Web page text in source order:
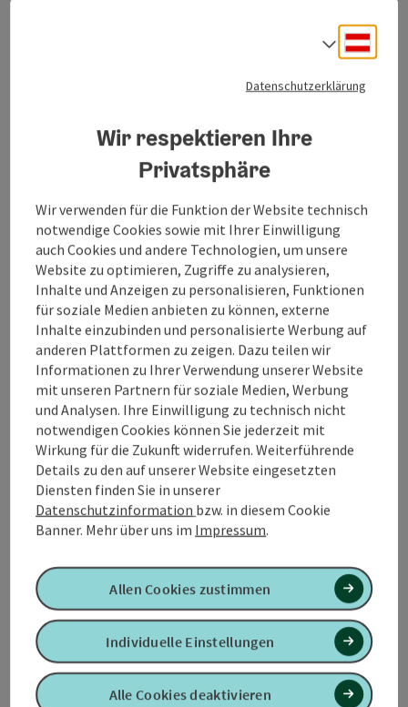
Arkadenhof der Brunnen und im Garten blühen historische
Obstbaumallee
Die längste Obstbaumallee Österreichs
Öffnungszeiten
MOMontag geöffnet
DIDienstag geöffnet
MIMittwoch geöffnet
DODonnerstag geöffnet
FRFreitag geöffnet
SA Samstag geöffnet
SOSonntag geöffnet
FEFeiertag geöffnet
Schloss Tollet
Dicht neben der Bezirksstadt Grieskirchen auf einer
Anhöhe des Trattnachtales gelegen, bildet Schloss Tollet
das Wahrzeichen der gleichnamigen Gemeinde.
Grieskirchen
Öffnungszeiten
MOMontag geöffnet
DIDienstag geöffnet
MIMittwoch geöffnet
DODonnerstag geöffnet
FRFreitag geöffnet
SASamstag geöffnet
SO Sonntag geöffnet
FEFeiertag geöffnet
Datenschutzerklärung
Wir respektieren Ihre
Privatsphäre
Wir verwenden für die Funktion der Website technisch
notwendige Cookies sowie mit Ihrer Einwilligung
auch Cookies und andere Technologien, um unsere
Website zu optimieren, Zugriffe zu analysieren,
Inhalte und Anzeigen zu personalisieren, Funktionen
für soziale Medien anbieten zu können, externe
Inhalte einzubinden und personalisierte Werbung auf
anderen Plattformen zu zeigen. Dazu teilen wir
Informationen zu Ihrer Verwendung unserer Website
mit unseren Partnern für soziale Medien, Werbung
und Analysen. Ihre Einwilligung zu technisch nicht
notwendigen Cookies können Sie jederzeit mit
Wirkung für die Zukunft widerrufen. Weiterführende
Details zu den auf unserer Website eingesetzten
Diensten finden Sie in unserer
Datenschutzinformation bzw. in diesem Cookie
Banner. Mehr über uns im Impressum.
Alle Cookies deaktivieren
Individuelle Einstellungen
Allen Cookies zustimmen